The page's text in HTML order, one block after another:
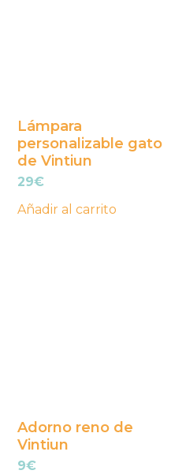
Lámpara
personalizable gato
de Vintiun
29€
Añadir al carrito
Adorno reno de
Vintiun
9€